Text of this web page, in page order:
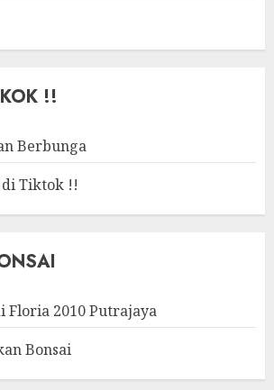
!!
Berbunga
di Tiktok !!
Floria 2010 Putrajaya
Bonsai